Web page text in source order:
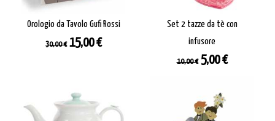
Orologio da Tavolo Gufi Rossi
Prezzo
30,00 € Prezzo
15,00 €
Set 2 tazze da tè con
infusore
Prezzo
10,00 € Prezzo
5,00 €